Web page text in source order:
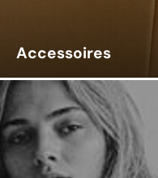
Accessoires